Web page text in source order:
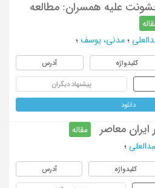
علیه همسران: مطالعه
؛ مدنی، یوسف ؛
کلیدواژه آدرس
پیشنهاد دیگران
دانلود
معاصر
مقاله
؛
کلیدواژه آدرس